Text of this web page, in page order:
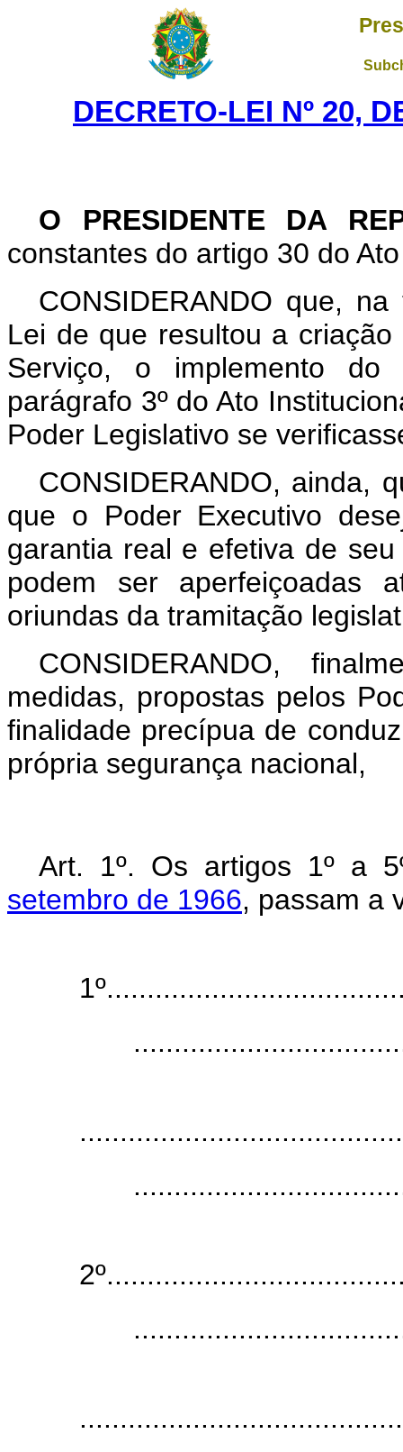
DECRETO-LEI Nº 20,
O PRESIDENTE DA
constantes do artigo 30 do
CONSIDERANDO que,
Lei de que resultou a
Serviço, o implemento do
parágrafo 3º do Ato
Poder Legislativo se
CONSIDERANDO, ainda,
que o Poder Executivo
garantia real e efetiva de
podem ser aperfeiçoadas
oriundas da tramitação
CONSIDERANDO,
medidas, propostas pelos
finalidade precípua de
própria segurança nacional,
Art. 1º. Os artigos 1º a
setembro de 1966, passam a